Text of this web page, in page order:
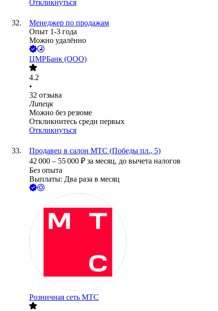
Откликнуться
Менеджер по продажам
Опыт 1-3 года
Можно удалённо
ЦМРБанк (ООО)
4.2
•
32 отзыва
Липецк
Можно без резюме
Откликнитесь среди первых
Откликнуться
Продавец в салон МТС (Победы пл., 5)
42 000 – 55 000 ₽ за месяц, до вычета налогов
Без опыта
Выплаты: Два раза в месяц
Розничная сеть МТС